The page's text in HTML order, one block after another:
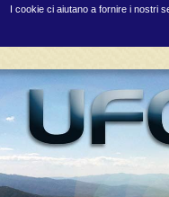
I cookie ci aiutano a fornire i nostri